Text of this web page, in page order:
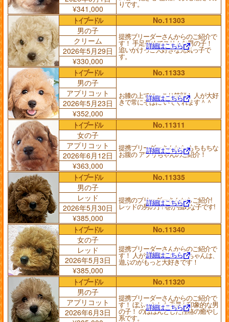
りです。
¥341,000
トイプードル
No.11303
男の子
提携ブリーダーさんからのご紹介で
す！ 手足長めでスリムな男の子！
追いかけっこ大好きな元気っ子で
す。
詳細はこちら
クリーム
2026年5月29日
¥330,000
トイプードル
No.11333
男の子
お膝の上でにっこり笑顔！ 人が大好
きで常にそばに いてくれます＾＾
詳細はこちら
アプリコット
2026年5月23日
¥352,000
トイプードル
No.11311
女の子
提携ブリーダーさんから もちもちな
お腹の アプリちゃんのご紹介！
詳細はこちら
アプリコット
2026年6月12日
¥363,000
トイプードル
No.11335
男の子
提携のブリーダーさんからご紹介!
レッドの男の子! 巻が強めな子です!
詳細はこちら
レッド
2026年5月30日
¥385,000
トイプードル
No.11340
女の子
提携ブリーダーさんからのご紹介で
す！ 人が大好きなレッドちゃんは、
遊ぶのがもっと大好きです！
詳細はこちら
レッド
2026年5月3日
¥385,000
トイプードル
No.11320
男の子
提携ブリーダーさんからのご紹介で
す！ ぼふっとした毛量が印象的な男
の子！ のほほんとした性格の癒やし
系です。
詳細はこちら
アプリコット
2026年6月3日